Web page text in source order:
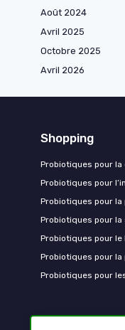
Août 2024
Avril 2025
Octobre 2025
Avril 2026
Shopping
Probiotiques pour
Probiotiques pour
Probiotiques pour la
Probiotiques pour
Probiotiques pour
Probiotiques pour
Probiotiques pour